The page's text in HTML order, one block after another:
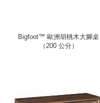
Bigfoot™ 歐洲胡桃木大腳桌
（200 公分）